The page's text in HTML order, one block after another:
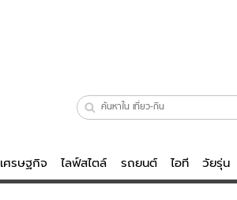
เศรษฐกิจ ไลฟ์สไตล์ รถยนต์ ไอที วัยรุ่น